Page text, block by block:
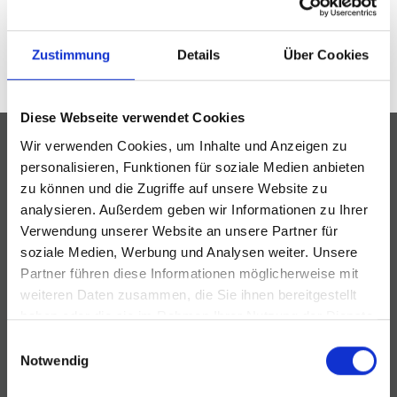
Zustimmung Details Über Cookies
Diese Webseite verwendet Cookies
Wir verwenden Cookies, um Inhalte und Anzeigen zu
personalisieren, Funktionen für soziale Medien anbieten
zu können und die Zugriffe auf unsere Website zu
analysieren. Außerdem geben wir Informationen zu Ihrer
Verwendung unserer Website an unsere Partner für
soziale Medien, Werbung und Analysen weiter. Unsere
Partner führen diese Informationen möglicherweise mit
weiteren Daten zusammen, die Sie ihnen bereitgestellt
haben oder die sie im Rahmen Ihrer Nutzung der Dienste
Notwendig
Wir ermitteln den
in Stadthagen
Schritt 1:
Allgemein
Schritt 2:
Details
Schritt 3:
Bewertung
5 %
Welche Art von Immobilien möchten Sie